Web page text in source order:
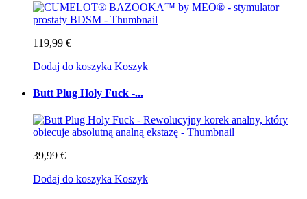
119,99 €
Dodaj do koszyka Koszyk
Butt Plug Holy Fuck -...
39,99 €
Dodaj do koszyka Koszyk